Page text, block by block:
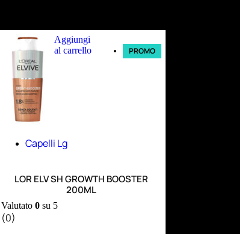
Aggiungi
al carrello
PROMO
Capelli Lg
LOR ELV SH GROWTH BOOSTER
200ML
Valutato 0su 5
(0)